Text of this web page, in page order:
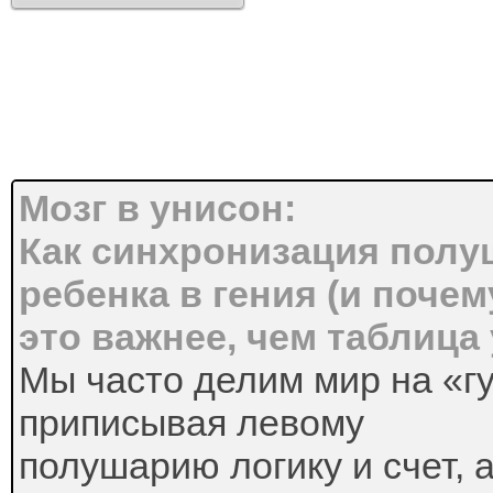
Мозг в унисон:
Как синхронизация
ребенка в гения (и
это важнее, чем
Мы часто делим мир на
приписывая левому
полушарию логику и счет,